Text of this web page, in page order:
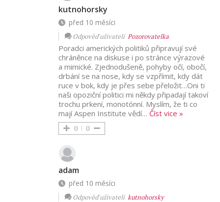
kutnohorsky
před 10 měsíci
Odpověď uživateli Pozorovatelka
Poradci amerických politiků připravují své
chráněnce na diskuse i po stránce výrazové
a mimické. Zjednodušeně, pohyby očí, obočí,
drbání se na nose, kdy se vzpřímit, kdy dát
ruce v bok, kdy je přes sebe přeložit…Oni ti
naši opoziční politici mi někdy připadají takoví
trochu prkení, monotónní. Myslím, že ti co
mají Aspen Institute vědí… Číst vice »
0 0
adam
před 10 měsíci
Odpověď uživateli kutnohorsky